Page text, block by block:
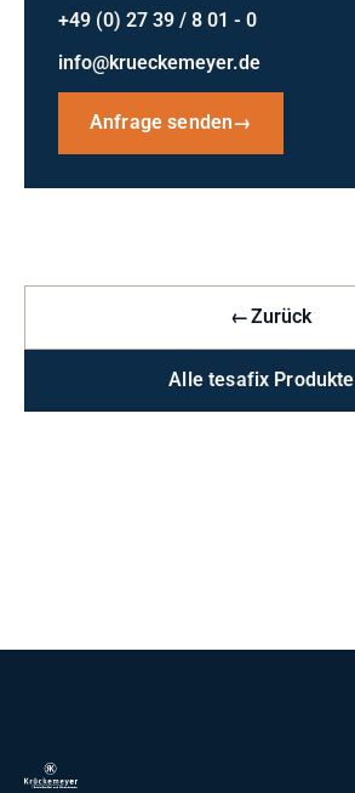
+49 (0) 27 39 / 8 01 - 0
info@krueckemeyer.de
Anfrage senden→
←Zurück
Alle tesafix Produkte